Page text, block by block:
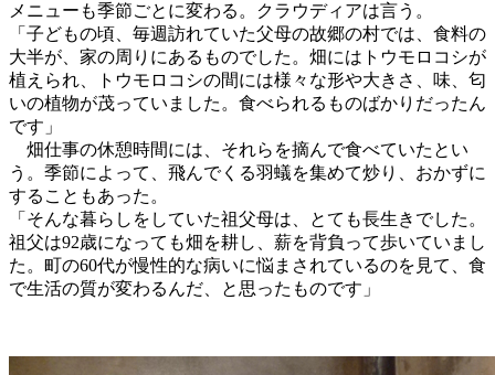
メニューも季節ごとに変わる。クラウディアは言う。
「子どもの頃、毎週訪れていた父母の故郷の村では、食料の
大半が、家の周りにあるものでした。畑にはトウモロコシが
植えられ、トウモロコシの間には様々な形や大きさ、味、匂
いの植物が茂っていました。食べられるものばかりだったん
です」
畑仕事の休憩時間には、それらを摘んで食べていたとい
う。季節によって、飛んでくる羽蟻を集めて炒り、おかずに
することもあった。
「そんな暮らしをしていた祖父母は、とても長生きでした。
祖父は92歳になっても畑を耕し、薪を背負って歩いていまし
た。町の60代が慢性的な病いに悩まされているのを見て、食
で生活の質が変わるんだ、と思ったものです」